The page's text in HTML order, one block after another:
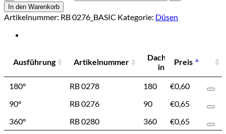
In den Warenkorb
Artikelnummer: RB 0276_BASIC Kategorie: Düsen
Ausführung Artikelnummer
Dachneigung
in Grad
Ausführung Artikelnummer
Dachneigung
in Grad
180° RB 0278 180
0 -
90°
RB 0276 90
0 -
360°
RB 0280 360 0 -
Preis
€0,60
€0,65
€0,65